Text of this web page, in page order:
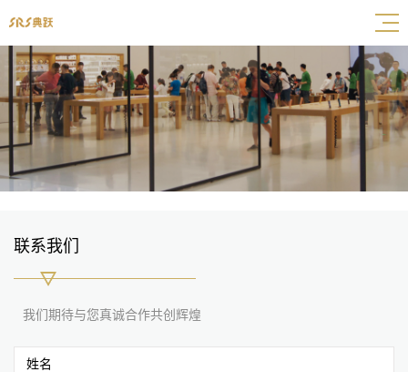
联系我们
我们期待与您真诚合作共创辉煌
姓名